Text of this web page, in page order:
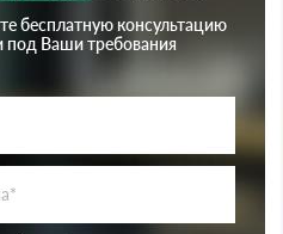
бесплатную консультацию
под Ваши требования